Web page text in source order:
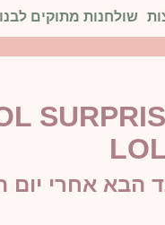
שולחנות מתוקים
הבא אחרי יום